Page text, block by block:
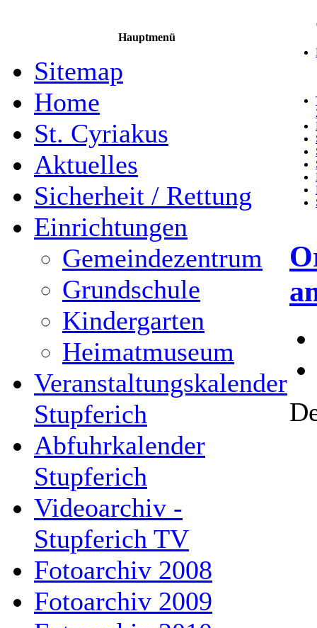
Hauptmenü
Sitemap
Home
St. Cyriakus
Aktuelles
Sicherheit / Rettung
Einrichtungen
Gemeindezentrum
Grundschule
Kindergarten
Heimatmuseum
Veranstaltungskalender
Stupferich
Abfuhrkalender
Stupferich
Videoarchiv -
Stupferich TV
Fotoarchiv 2008
Fotoarchiv 2009